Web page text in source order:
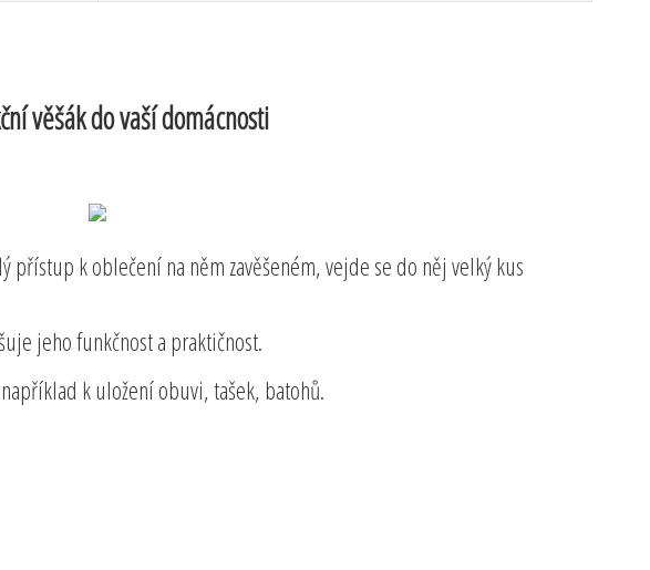
věšák do vaší domácnosti
přístup k oblečení na něm zavěšeném, vejde se do něj velký kus
jeho funkčnost a praktičnost.
k uložení obuvi, tašek, batohů.